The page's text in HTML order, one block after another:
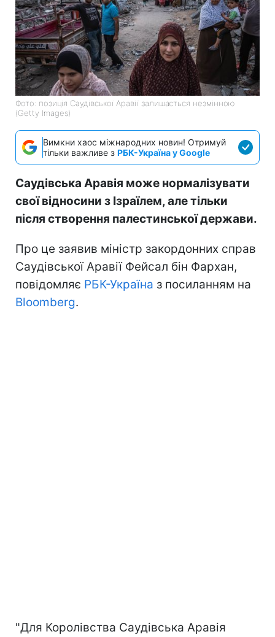
Фото: позиція Саудівської Аравії залишається незмінною
(Getty Images)
Вимкни хаос міжнародних новин! Отримуй
тільки важливе з РБК-Україна у Google
Саудівська Аравія може нормалізувати
свої відносини з Ізраїлем, але тільки
після створення палестинської держави.
Про це заявив міністр закордонних справ
Саудівської Аравії Фейсал бін Фархан,
повідомляє РБК-Україна з посиланням на
Bloomberg.
"Для Королівства Саудівська Аравія